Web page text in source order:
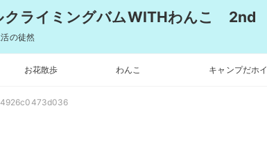
クライミングバムWITHわんこ 2nd
の徒然
お花散歩 わんこ キャンプだホイ